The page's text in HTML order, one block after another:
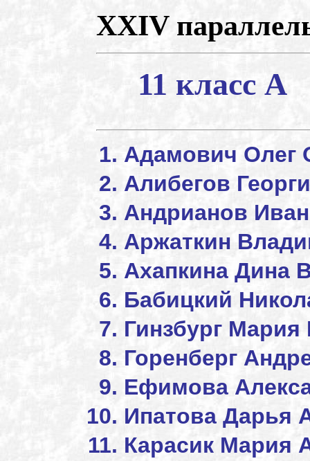
XXIV
11 класс А
Адамович Олег
Алибегов
Андрианов
Аржаткин
Ахапкина Дина
Бабицкий
Гинзбург Мария
Горенберг
Ефимова
Ипатова Дарья
Карасик